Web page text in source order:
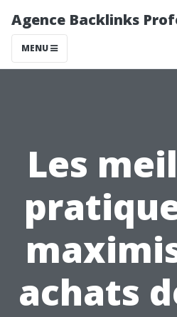
Agence Backlinks
MENU
Les
achats